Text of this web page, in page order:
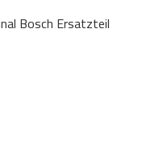
Bosch Ersatzteil